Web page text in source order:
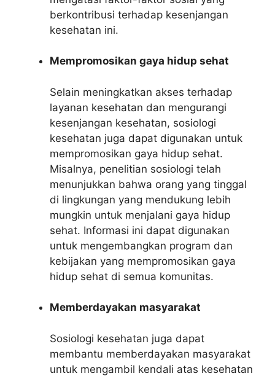
berkontribusi terhadap kesenjangan
kesehatan ini.
Mempromosikan gaya hidup sehat
Selain meningkatkan akses terhadap
layanan kesehatan dan mengurangi
kesenjangan kesehatan, sosiologi
kesehatan juga dapat digunakan untuk
mempromosikan gaya hidup sehat.
Misalnya, penelitian sosiologi telah
menunjukkan bahwa orang yang tinggal
di lingkungan yang mendukung lebih
mungkin untuk menjalani gaya hidup
sehat. Informasi ini dapat digunakan
untuk mengembangkan program dan
kebijakan yang mempromosikan gaya
hidup sehat di semua komunitas.
Memberdayakan masyarakat
Sosiologi kesehatan juga dapat
membantu memberdayakan masyarakat
untuk mengambil kendali atas kesehatan